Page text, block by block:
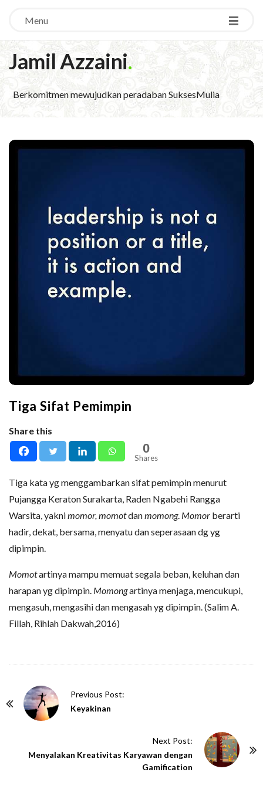
Menu
Jamil Azzaini.
Berkomitmen mewujudkan peradaban SuksesMulia
Tiga Sifat Pemimpin
Share this
0
Shares
Tiga kata yg menggambarkan sifat pemimpin menurut
Pujangga Keraton Surakarta, Raden Ngabehi Rangga
Warsita, yaknimomor, momotdanmomong. Momor berarti
hadir, dekat, bersama, menyatu dan seperasaan dg yg
dipimpin.
Momotartinya mampu memuat segala beban, keluhan dan
harapan yg dipimpin. Momongartinya menjaga, mencukupi,
mengasuh, mengasihi dan mengasah yg dipimpin. (Salim A.
Fillah, Rihlah Dakwah,2016)
Previous Post:
Keyakinan
Next Post:
Menyalakan Kreativitas Karyawan dengan
Gamification